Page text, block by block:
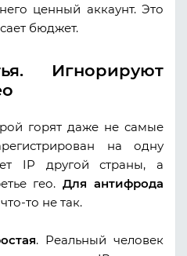
ценный аккаунт. Это
бюджет.
Игнорируют
горят даже не самые
на одну
IP другой страны, а
гео.Для антифрода
то не так.
. Реальный человек